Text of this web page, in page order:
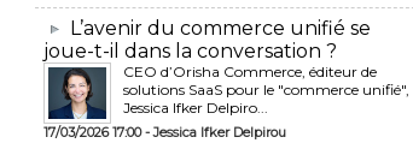
L’avenir du commerce unifié se
joue-t-il dans la conversation ?
CEO d’Orisha Commerce, éditeur de
solutions SaaS pour le "commerce unifié",
Jessica Ifker Delpiro...
17/03/2026 17:00 -Jessica Ifker Delpirou